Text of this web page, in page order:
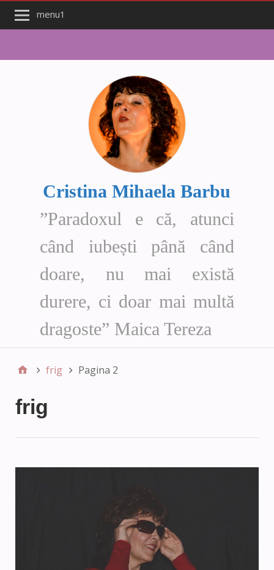
menu1
Cristina Mihaela Barbu
”Paradoxul e că, atunci
când iubești până când
doare, nu mai există
durere, ci doar mai multă
dragoste” Maica Tereza
frig Pagina 2
frig